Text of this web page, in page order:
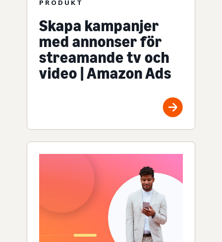
PRODUKT
Skapa kampanjer
med annonser för
streamande tv och
video | Amazon Ads